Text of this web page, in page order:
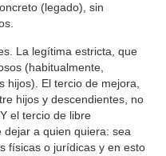
(legado), sin
La legítima estricta, que
(habitualmente,
hijos). El tercio de mejora,
hijos y descendientes, no
el tercio de libre
a quien quiera: sea
físicas o jurídicas y en esto